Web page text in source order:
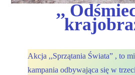
,,
Akcja ,,Sprzątania Świata” , to
kampania odbywająca się w